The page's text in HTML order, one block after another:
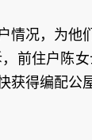
情况，为他
前住户陈
获得编配公